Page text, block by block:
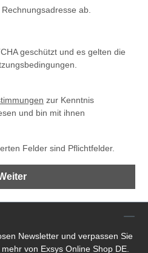
ab.
geschützt und es gelten die
zur Kenntnis
und bin mit ihnen
Felder sind Pflichtfelder.
Newsletter und verpassen Sie
von Exsys Online Shop DE.